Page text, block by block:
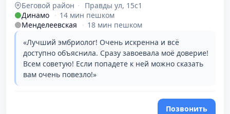
Беговой район ·
Правды ул, 15с1
Динамо · 14 мин пешком
Менделеевская
· 18 мин пешком
«Лучший эмбриолог! Очень искренна и всё
доступно объяснила. Сразу завоевала моё доверие!
Всем советую! Если попадете к ней можно сказать
вам очень повезло!»
Позвонить